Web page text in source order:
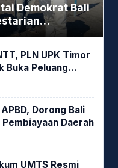
Demokrat Bali
PLN UPK Timor
Buka Peluang
PLTU Bolok
Dorong Bali
Daerah
UMTS Resmi